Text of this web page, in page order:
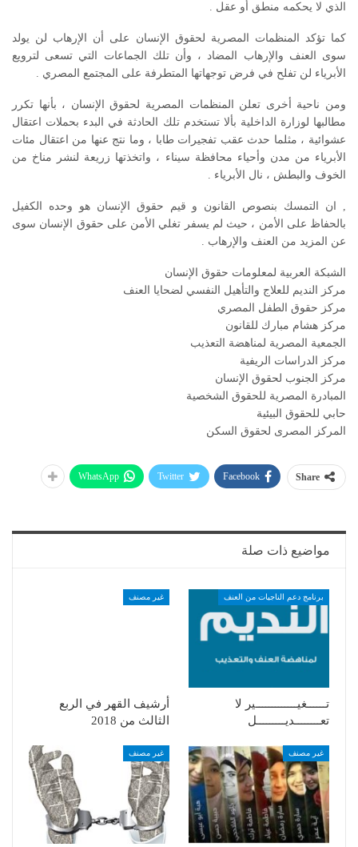
الذي لا يحكمه منطق أو عقل .
كما تؤكد المنظمات المصرية لحقوق الإنسان على أن الإرهاب لن يولد
سوى العنف والإرهاب المضاد ، وأن تلك الجماعات التي تسعى لترويع
الأبرياء لن تفلح في فرض توجهاتها المتطرفة على المجتمع المصري .
ومن ناحية أخرى تعلن المنظمات المصرية لحقوق الإنسان ، بأنها تكرر
مطالبها لوزارة الداخلية بألا تستخدم تلك الحادثة في البدء بحملات اعتقال
عشوائية ، مثلما حدث عقب تفجيرات طابا ، وما نتج عنها من اعتقال مئات
الأبرياء من مدن وأحياء محافظة سيناء ، واتخذتها زريعة لنشر مناخ من
الخوف والبطش ، نال الأبرياء .
, ان التمسك بنصوص القانون و قيم حقوق الإنسان هو وحده الكفيل
بالحفاظ على الأمن ، حيث لم يسفر تغلي الأمن على حقوق الإنسان سوى
عن المزيد من العنف والإرهاب .
الشبكة العربية لمعلومات حقوق الإنسان
مركز النديم للعلاج والتأهيل النفسي لضحايا العنف
مركز حقوق الطفل المصري
مركز هشام مبارك للقانون
الجمعية المصرية لمناهضة التعذيب
مركز الدراسات الريفية
مركز الجنوب لحقوق الإنسان
المبادرة المصرية للحقوق الشخصية
حابي للحقوق البيئية
المركز المصرى لحقوق السكن
Share
Facebook
Twitter
WhatsApp
مواضيع ذات صلة
برنامج دعم الناجيات من العنف
تــــــغيـــــــــــــير لا
تعــــــــديـــــــــل
غير مصنف
أرشيف القهر في الربع
الثالث من 2018
غير مصنف غير مصنف